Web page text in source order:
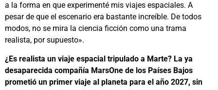
a la forma en que experimenté mis viajes espaciales. A
pesar de que el escenario era bastante increíble. De todos
modos, no se mira la ciencia ficción como una trama
realista, por supuesto».
¿Es realista un viaje espacial tripulado a Marte? La ya
desaparecida compañía MarsOne de los Países Bajos
prometió un primer viaje al planeta para el año 2027, sin